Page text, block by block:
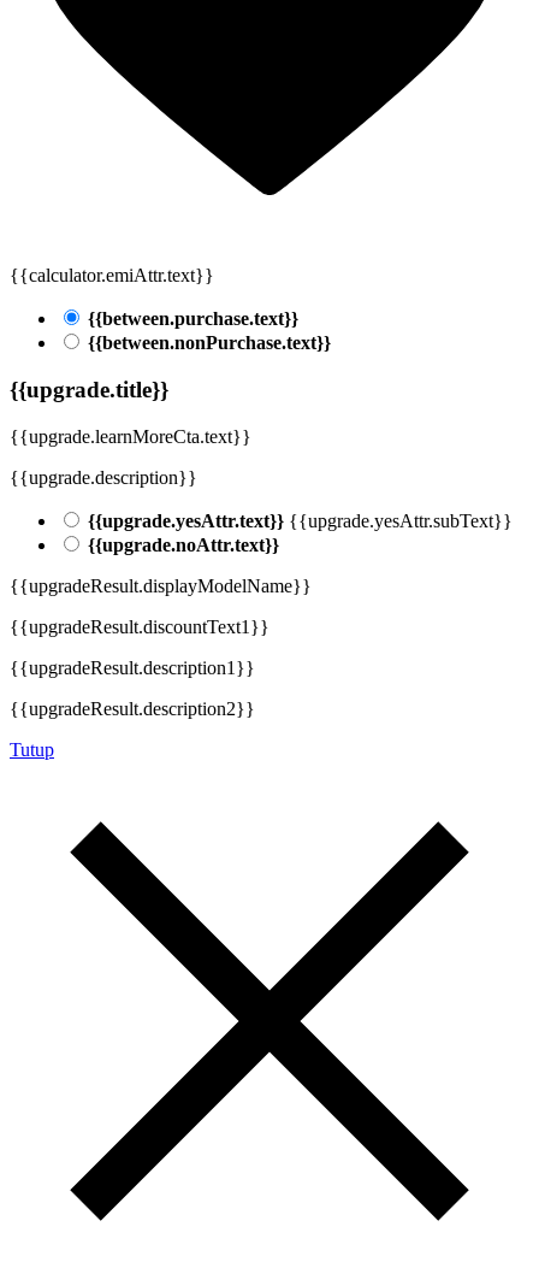
{{calculator.emiAttr.text}}
{{between.purchase.text}}
{{between.nonPurchase.text}}
{{upgrade.title}}
{{upgrade.learnMoreCta.text}}
{{upgrade.description}}
{{upgrade.yesAttr.text}} {{upgrade.yesAttr.subText}}
{{upgrade.noAttr.text}}
{{upgradeResult.displayModelName}}
{{upgradeResult.discountText1}}
{{upgradeResult.description1}}
{{upgradeResult.description2}}
Tutup